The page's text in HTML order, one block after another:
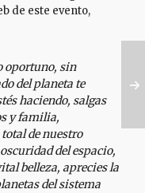
de este evento,
oportuno, sin
del planeta te
haciendo, salgas
y familia,
de nuestro
del espacio,
belleza, aprecies la
del sistema